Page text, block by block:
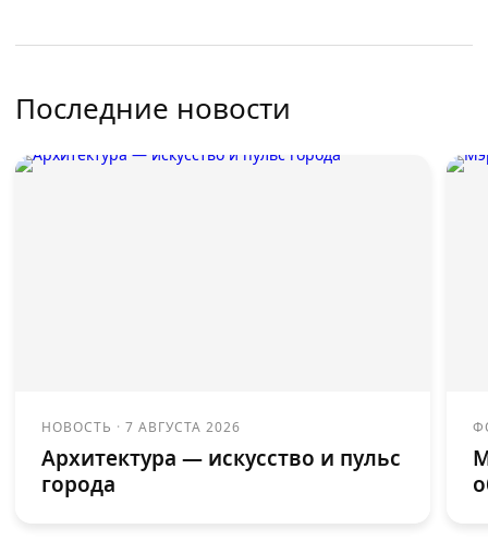
Последние новости
НОВОСТЬ ·7 АВГУСТА 2026
Архитектура — искусство и пульс
города